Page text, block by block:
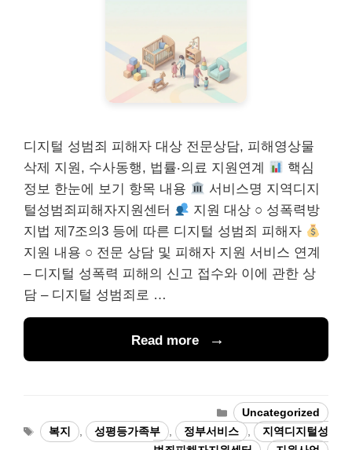
디지털 성범죄 피해자 대상 전문상담, 피해영상물
삭제 지원, 수사동행, 법률‧의료 지원연계
핵심
정보 한눈에 보기 항목 내용
서비스명 지역디지
털성범죄피해자지원센터
지원 대상 ○ 성폭력방
지법 제7조의3 등에 따른 디지털 성범죄 피해자
지원 내용 ○ 전문 상담 및 피해자 지원 서비스 연계
– 디지털 성폭력 피해의 신고 접수와 이에 관한 상
담 – 디지털 성범죄로 …
Read more
Categories
Uncategorized
Tags
복지 , 성평등가족부 , 정부서비스 ,
지역디지털성